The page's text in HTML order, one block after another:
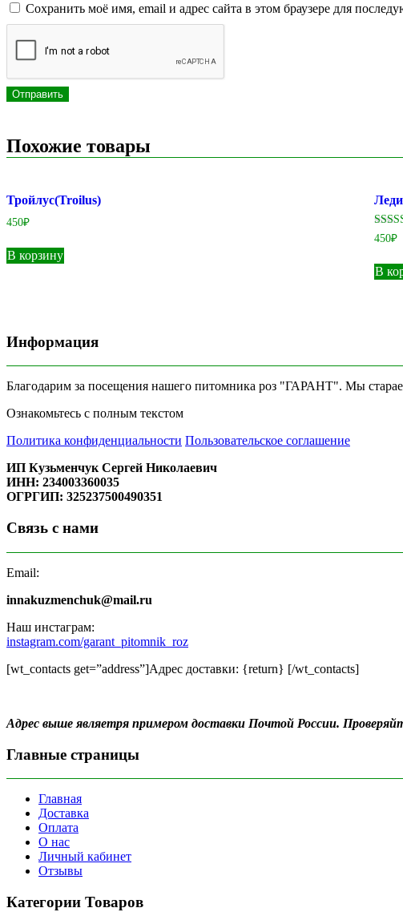
Сохранить моё имя, email и адрес сайта в этом браузере для
Похожие товары
Тройлус(Troilus)
450₽
В корзину
4.50
450₽
В
Информация
Благодарим за посещения нашего питомника роз "ГАРАНТ". Мы
Ознакомьтесь с полным текстом
Политика конфиденциальности Пользовательское соглашение
ИП Кузьменчук Сергей Николаевич
ИНН: 234003360035
ОГРГИП: 325237500490351
Связь с нами
Email:
innakuzmenchuk@mail.ru
Наш инстаграм:
instagram.com/garant_pitomnik_roz
[wt_contacts get=”address”]Адрес доставки: {return} [/wt_contacts]
Адрес выше являетря примером доставки Почтой России.
Главные страницы
Главная
Доставка
Оплата
О нас
Личный кабинет
Отзывы
Категории Товаров